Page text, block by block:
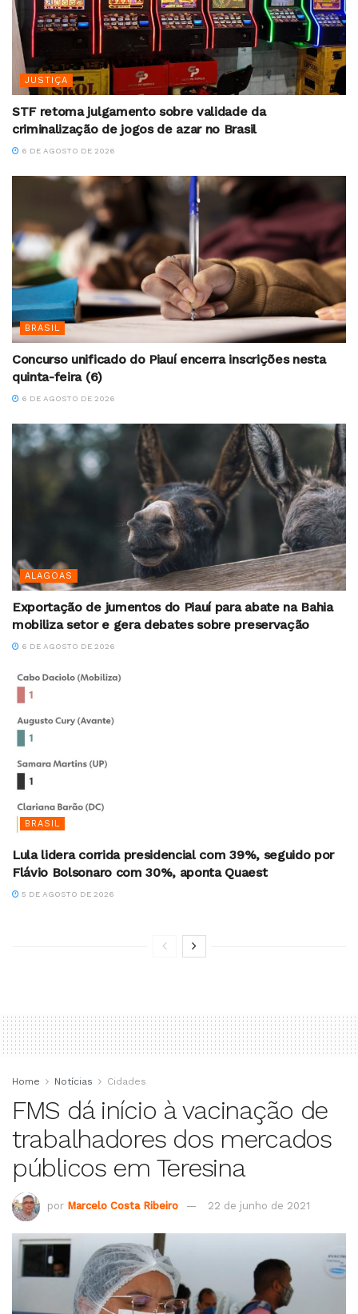
JUSTIÇA
STF retoma julgamento sobre validade da
criminalização de jogos de azar no Brasil
6 DE AGOSTO DE 2026
BRASIL
Concurso unificado do Piauí encerra inscrições nesta
quinta-feira (6)
6 DE AGOSTO DE 2026
ALAGOAS
Exportação de jumentos do Piauí para abate na Bahia
mobiliza setor e gera debates sobre preservação
6 DE AGOSTO DE 2026
BRASIL
Lula lidera corrida presidencial com 39%, seguido por
Flávio Bolsonaro com 30%, aponta Quaest
5 DE AGOSTO DE 2026
Home Notícias Cidades
FMS dá início à vacinação de
trabalhadores dos mercados
públicos em Teresina
por Marcelo Costa Ribeiro 22 de junho de 2021